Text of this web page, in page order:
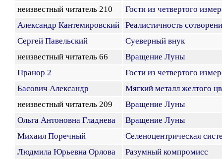
неизвестный читатель 210
Гости из четвертого
Александр Кантемировский
Реалистичность
Сергей Павельский
Суеверный внук
неизвестный читатель 66
Вращение Луны
Пранор 2
Гости из четвертого
Басович Александр
Мягкий металл желтого
неизвестный читатель 209
Вращение Луны
Ольга Антоновна Гладнева
Вращение Луны
Михаил Поречный
Селеноцентрическая
Людмила Юрьевна Орлова
Разумный компромисс